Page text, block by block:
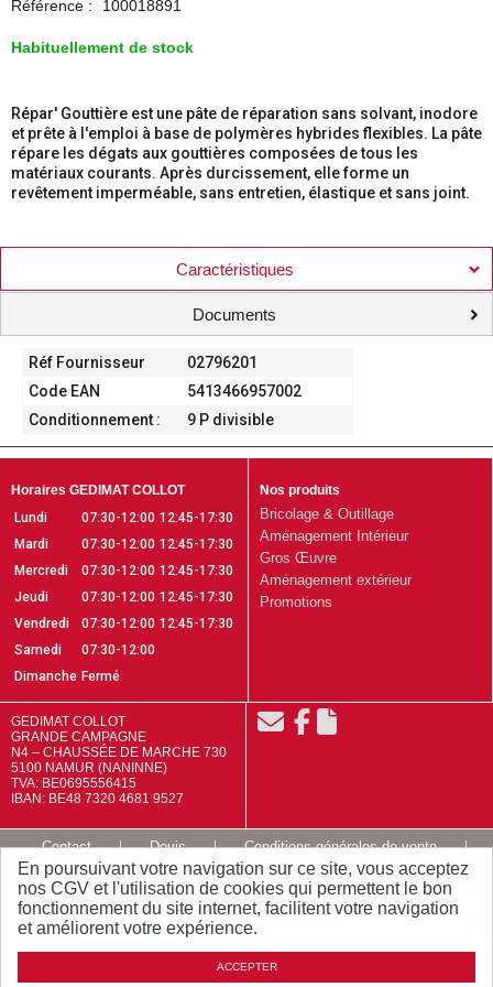
ACCEPTER
En poursuivant votre navigation sur ce site, vous acceptez
nos CGV et l'utilisation de cookies qui permettent le bon
fonctionnement du site internet, facilitent votre navigation
et améliorent votre expérience.
Référence : 100018891
Habituellement de stock
Répar' Gouttière est une pâte de réparation sans solvant, inodore
et prête à l'emploi à base de polymères hybrides flexibles. La pâte
répare les dégats aux gouttières composées de tous les
matériaux courants. Après durcissement, elle forme un
revêtement imperméable, sans entretien, élastique et sans joint.
13,47€TTC / P
Quantité
Caractéristiques
Documents
Réf Fournisseur
02796201
Code EAN
5413466957002
Conditionnement :
9 P divisible
Horaires GEDIMAT COLLOT
Lundi
07:30-12:00 12:45-17:30
Mardi
07:30-12:00 12:45-17:30
Mercredi
07:30-12:00 12:45-17:30
Jeudi
07:30-12:00 12:45-17:30
Vendredi
07:30-12:00 12:45-17:30
Samedi
07:30-12:00
Dimanche Fermé
Nos produits
Bricolage & Outillage
Aménagement Intérieur
Gros Œuvre
Aménagement extérieur
Promotions
GEDIMAT COLLOT
GRANDE CAMPAGNE
N4 – CHAUSSÉE DE MARCHE 730
5100 NAMUR (NANINNE)
TVA: BE0695556415
IBAN: BE48 7320 4681 9527
Contact Devis
Conditions générales de vente
Mentions légales
Plan du site